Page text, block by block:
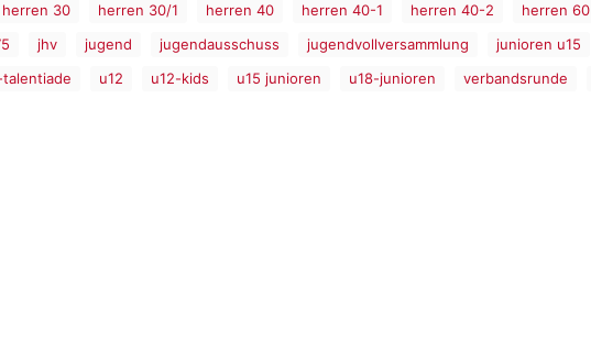
herren 30 herren 30/1 herren 40 herren 40-1 herren 40-2 herren 60
jhv jugend jugendausschuss jugendvollversammlung junioren u15
talentiade u12 u12-kids u15 junioren u18-junioren verbandsrunde